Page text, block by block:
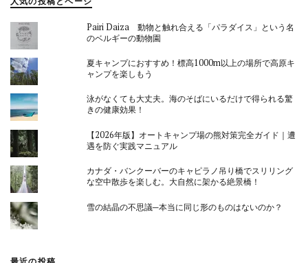
Pairi Daiza 動物と触れ合える「パラダイス」という名
のベルギーの動物園
夏キャンプにおすすめ！標高1000m以上の場所で高原キ
ャンプを楽しもう
泳がなくても大丈夫。海のそばにいるだけで得られる驚
きの健康効果！
【2026年版】オートキャンプ場の熊対策完全ガイド｜遭
遇を防ぐ実践マニュアル
カナダ・バンクーバーのキャピラノ吊り橋でスリリング
な空中散歩を楽しむ。大自然に架かる絶景橋！
雪の結晶の不思議─本当に同じ形のものはないのか？
最近の投稿